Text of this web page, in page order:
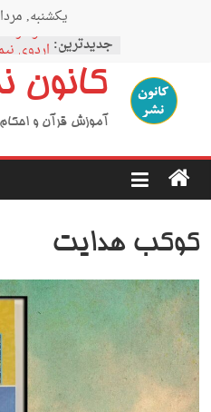
یکشنبه, مرداد ۱۸,
جدیدترین: نمودار
اردوی
اردوی
اردوی
اردوی
کانون
آموزش قرآن و احکام
کوکب هدایت